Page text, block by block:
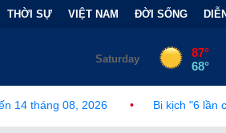
THỜI SỰ VIỆT NAM ĐỜI SỐNG
• Bi kịch "6 lần chọn sai nhánh công